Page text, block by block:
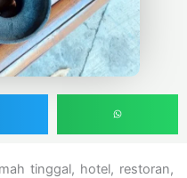
tinggal, hotel, restoran,